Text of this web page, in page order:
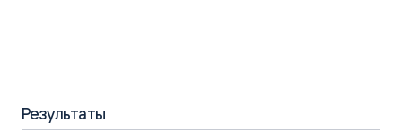
Результаты